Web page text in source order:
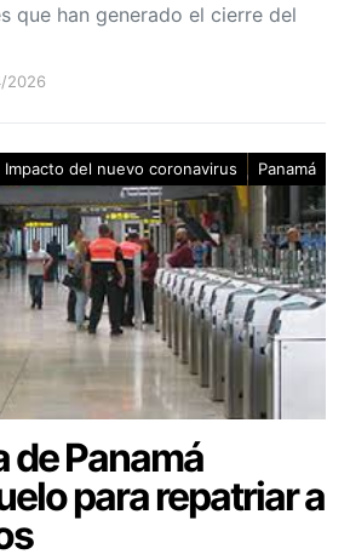
que han generado el cierre del
2026
Impacto del nuevo coronavirus Panamá
de Panamá
para repatriar a